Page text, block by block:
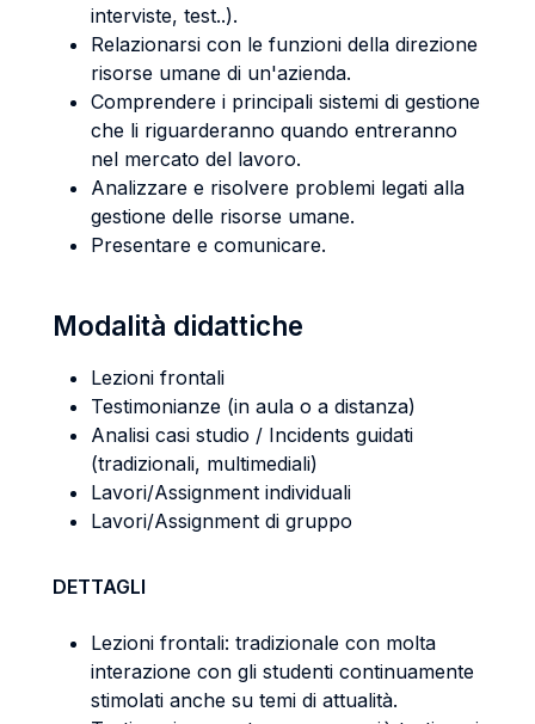
interviste, test..).
Relazionarsi con le funzioni della direzione
risorse umane di un'azienda.
Comprendere i principali sistemi di gestione
che li riguarderanno quando entreranno
nel mercato del lavoro.
Analizzare e risolvere problemi legati alla
gestione delle risorse umane.
Presentare e comunicare.
Modalità didattiche
Lezioni frontali
Testimonianze (in aula o a distanza)
Analisi casi studio / Incidents guidati
(tradizionali, multimediali)
Lavori/Assignment individuali
Lavori/Assignment di gruppo
DETTAGLI
Lezioni frontali: tradizionale con molta
interazione con gli studenti continuamente
stimolati anche su temi di attualità.